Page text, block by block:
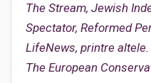
The Stream, Jewish
Spectator, Reformed
LifeNews, printre
The European